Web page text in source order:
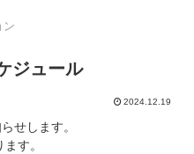
ン
ジュール
2024.12.19
せします。
す。